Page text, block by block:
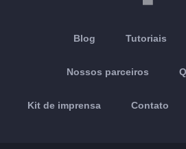
Blog Tutoriais
Nossos parceiros
Kit de imprensa Contato